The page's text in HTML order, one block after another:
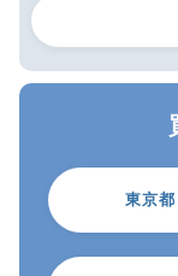
東京都